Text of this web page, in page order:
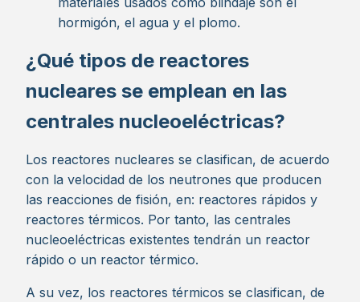
hormigón, el agua y el plomo.
¿Qué tipos de reactores
nucleares se emplean en las
centrales nucleoeléctricas?
Los reactores nucleares se clasifican, de acuerdo
con la velocidad de los neutrones que producen
las reacciones de fisión, en: reactores rápidos y
reactores térmicos. Por tanto, las centrales
nucleoeléctricas existentes tendrán un reactor
rápido o un reactor térmico.
A su vez, los reactores térmicos se clasifican, de